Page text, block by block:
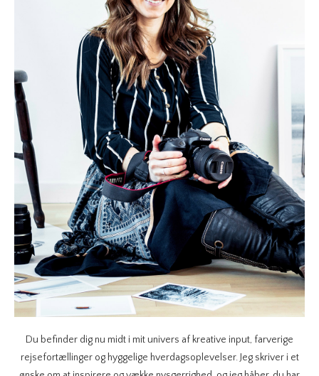
Du befinder dig nu midt i mit univers af kreative input, farverige
rejsefortællinger og hyggelige hverdagsoplevelser. Jeg skriver i et